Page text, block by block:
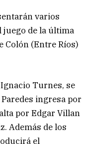
varios
juego de la última
Colón (Entre Ríos)
Turnes, se
ingresa por
por Edgar Villan
Además de los
el